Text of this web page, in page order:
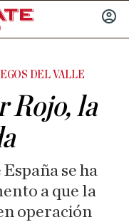
DEL VALLE
Rojo, la
se ha
a que la
operación